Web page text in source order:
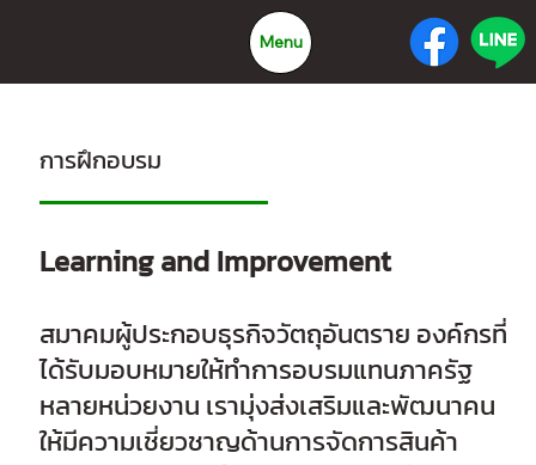
Menu
การฝึกอบรม
Learning and Improvement
สมาคมผู้ประกอบธุรกิจวัตถุอันตราย องค์กรที่
ได้รับมอบหมายให้ทำการอบรมแทนภาครัฐ
หลายหน่วยงาน เรามุ่งส่งเสริมและพัฒนาคน
ให้มีความเชี่ยวชาญด้านการจัดการสินค้า